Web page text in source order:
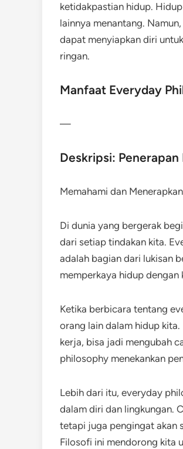
ketidakpastian hidup.
lainnya menantang.
dapat menyiapkan diri
ringan.
Manfaat Everyday
—
Deskripsi:
Memahami dan
Di dunia yang bergerak
dari setiap tindakan kita.
adalah bagian dari lukisan
memperkaya hidup dengan
Ketika berbicara tentang
orang lain dalam hidup
kerja, bisa jadi mengubah
philosophy menekankan
Lebih dari itu, everyday
dalam diri dan lingkungan.
tetapi juga pengingat akan
Filosofi ini mendorong kita